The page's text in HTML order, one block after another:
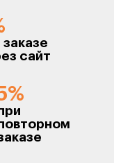
заказе
сайт